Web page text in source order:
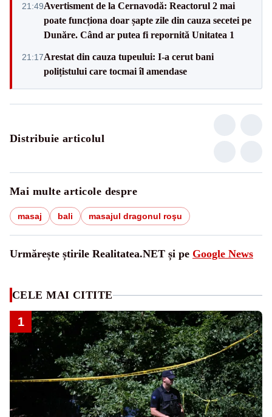
21:49Avertisment de la Cernavodă: Reactorul 2 mai
poate funcționa doar șapte zile din cauza secetei pe
Dunăre. Când ar putea fi repornită Unitatea 1
21:17Arestat din cauza tupeului: I-a cerut bani
polițistului care tocmai îl amendase
Distribuie articolul
Mai multe articole despre
masaj bali masajul dragonul roşu
Urmărește știrile Realitatea.NET și pe Google News
CELE MAI CITITE
1